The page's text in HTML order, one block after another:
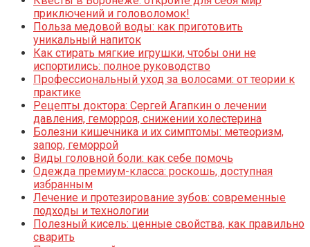
приключений и головоломок!
Польза медовой воды: как приготовить
уникальный напиток
Как стирать мягкие игрушки, чтобы они не
испортились: полное руководство
Профессиональный уход за волосами: от теории к
практике
Рецепты доктора: Сергей Агапкин о лечении
давления, геморроя, снижении холестерина
Болезни кишечника и их симптомы: метеоризм,
запор, геморрой
Виды головной боли: как себе помочь
Одежда премиум-класса: роскошь, доступная
избранным
Лечение и протезирование зубов: современные
подходы и технологии
Полезный кисель: ценные свойства, как правильно
сварить